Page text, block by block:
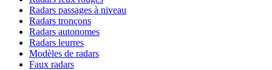
Radars passages à niveau
Radars tronçons
Radars autonomes
Radars leurres
Modèles de radars
Faux radars